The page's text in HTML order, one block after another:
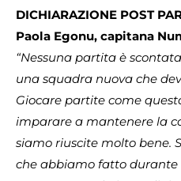
DICHIARAZIONE POST
Paola Egonu, capitana
“Nessuna partita è
una squadra nuova che
Giocare partite come
imparare a mantenere la
siamo riuscite molto bene.
che abbiamo fatto durante